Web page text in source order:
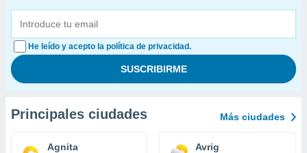
He leído y acepto la política de privacidad.
Principales ciudades Más ciudades
Agnita Avrig